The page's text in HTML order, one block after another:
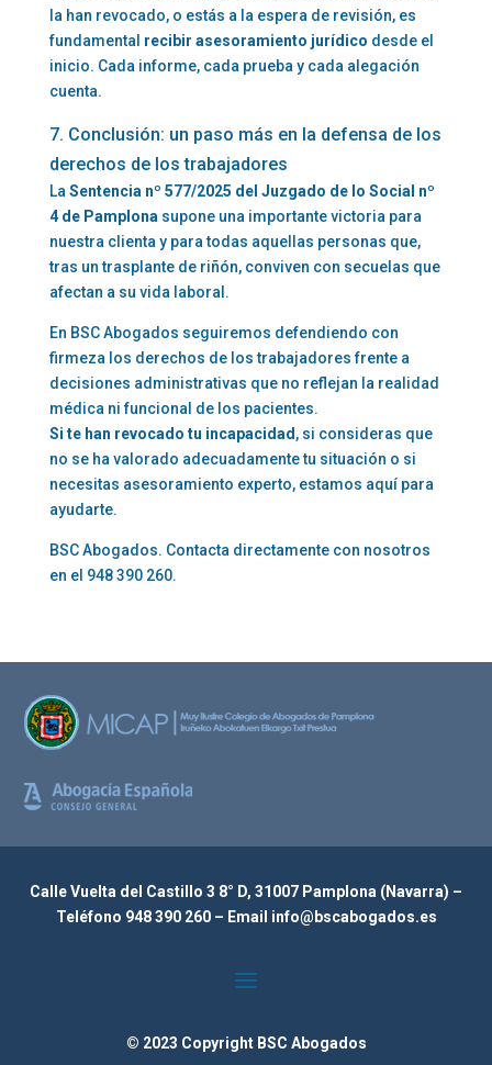
la han revocado, o estás a la espera de revisión, es
fundamental recibir asesoramiento jurídico desde el
inicio. Cada informe, cada prueba y cada alegación
cuenta.
7. Conclusión: un paso más en la defensa de los
derechos de los trabajadores
La Sentencia nº 577/2025 del Juzgado de lo Social nº
4 de Pamplona supone una importante victoria para
nuestra clienta y para todas aquellas personas que,
tras un trasplante de riñón, conviven con secuelas que
afectan a su vida laboral.
En BSC Abogados seguiremos defendiendo con
firmeza los derechos de los trabajadores frente a
decisiones administrativas que no reflejan la realidad
médica ni funcional de los pacientes.
Si te han revocado tu incapacidad , si consideras que
no se ha valorado adecuadamente tu situación o si
necesitas asesoramiento experto, estamos aquí para
ayudarte.
BSC Abogados. Contacta directamente con nosotros
en el 948 390 260.
Calle Vuelta del Castillo 3 8° D, 31007 Pamplona (Navarra) –
Teléfono 948 390 260 – Email info@bscabogados.es
© 2023 Copyright BSC Abogados